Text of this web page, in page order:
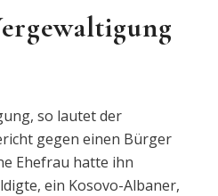
so lautet der
gegen einen Bürger
Ehefrau hatte ihn
ein Kosovo-Albaner,